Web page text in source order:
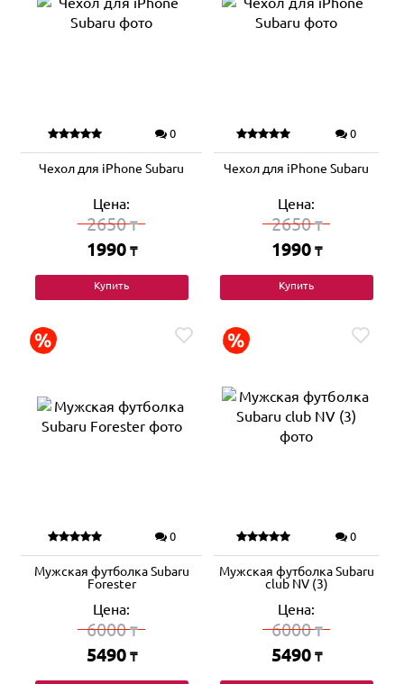
0
Чехол для iPhone Subaru
Цена:
2650₸
1990 ₸
Купить
0
Чехол для iPhone Subaru
Цена:
2650₸
1990 ₸
Купить
0
Мужская футболка Subaru
Forester
Цена:
6000₸
5490 ₸
0
Мужская футболка Subaru
club NV (3)
Цена:
6000₸
5490 ₸